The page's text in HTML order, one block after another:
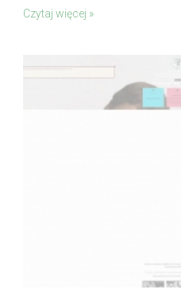
Czytaj więcej »